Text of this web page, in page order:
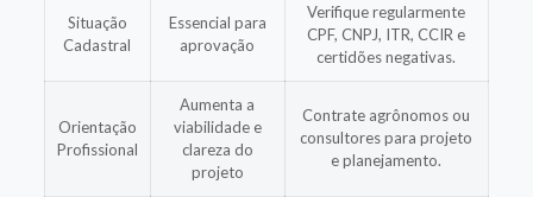
Situação
Cadastral
Essencial para
aprovação
Verifique regularmente
CPF, CNPJ, ITR, CCIR e
certidões negativas.
Orientação
Profissional
Aumenta a
viabilidade e
clareza do
projeto
Contrate agrônomos ou
consultores para projeto
e planejamento.